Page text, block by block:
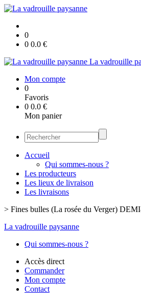
0
0 0.0 €
La vadrouille
Mon compte
0
Favoris
0 0.0 €
Mon panier
Accueil
Qui sommes-nous ?
Les producteurs
Les lieux de livraison
Les livraisons
> Fines bulles (La rosée du Verger)
La vadrouille paysanne
Qui sommes-nous ?
Accès direct
Commander
Mon compte
Contact